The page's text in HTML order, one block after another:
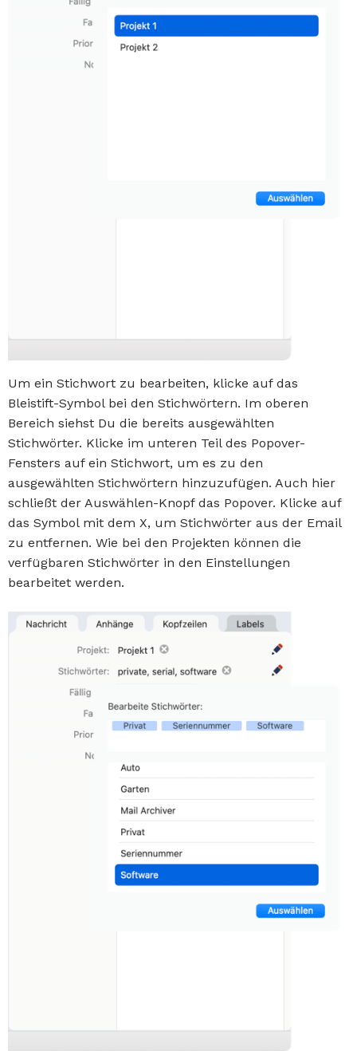
Um ein Stichwort zu bearbeiten, klicke auf das
Bleistift-Symbol bei den Stichwörtern. Im oberen
Bereich siehst Du die bereits ausgewählten
Stichwörter. Klicke im unteren Teil des Popover-
Fensters auf ein Stichwort, um es zu den
ausgewählten Stichwörtern hinzuzufügen. Auch hier
schließt der Auswählen-Knopf das Popover. Klicke auf
das Symbol mit dem X, um Stichwörter aus der Email
zu entfernen. Wie bei den Projekten können die
verfügbaren Stichwörter in den Einstellungen
bearbeitet werden.